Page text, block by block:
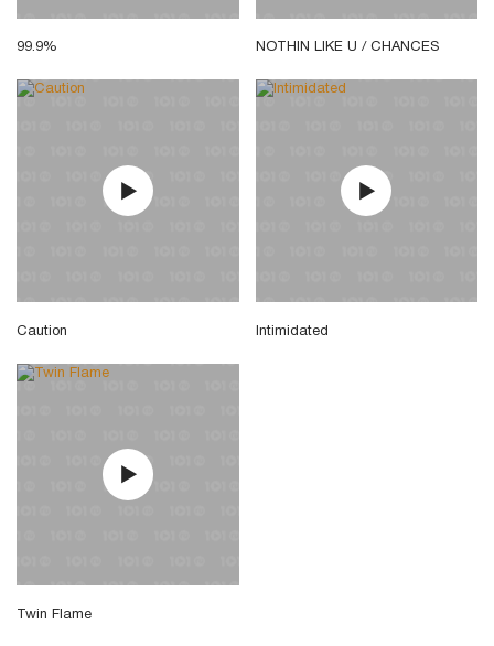
99.9% NOTHIN LIKE U / CHANCES
Caution Intimidated
Twin Flame